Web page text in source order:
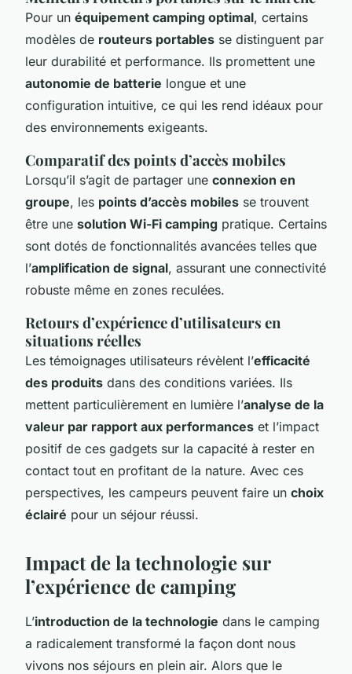
Pour un équipement camping optimal, certains
modèles de routeurs portables se distinguent par
leur durabilité et performance. Ils promettent une
autonomie de batterie longue et une
configuration intuitive, ce qui les rend idéaux pour
des environnements exigeants.
Comparatif des points d’accès mobiles
Lorsqu’il s’agit de partager une connexion en
groupe, les points d’accès mobiles se trouvent
être une solution Wi-Fi camping pratique. Certains
sont dotés de fonctionnalités avancées telles que
l’amplification de signal, assurant une connectivité
robuste même en zones reculées.
Retours d’expérience d’utilisateurs en
situations réelles
Les témoignages utilisateurs révèlent l’efficacité
des produits dans des conditions variées. Ils
mettent particulièrement en lumière l’analyse de la
valeur par rapport aux performances et l’impact
positif de ces gadgets sur la capacité à rester en
contact tout en profitant de la nature. Avec ces
perspectives, les campeurs peuvent faire un choix
éclairé pour un séjour réussi.
Impact de la technologie sur
l’expérience de camping
L’introduction de la technologie dans le camping
a radicalement transformé la façon dont nous
vivons nos séjours en plein air. Alors que le